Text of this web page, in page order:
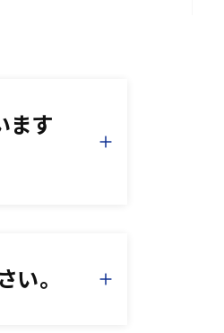
ます
い。